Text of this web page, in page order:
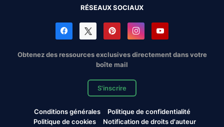
RÉSEAUX SOCIAUX
Obtenez des ressources exclusives directement dans votre
boîte mail
S'inscrire
Conditions générales
Politique de confidentialité
Politique de cookies
Notification de droits d'auteur